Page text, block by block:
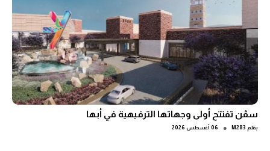
سڤن تفتتح أولى وجهاتها الترفيهية في أبها
بقلم M283
● 06 أغسطس 2026